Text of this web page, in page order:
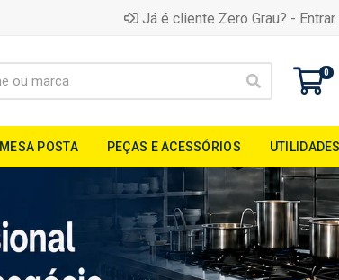
Já é cliente Zero Grau? - Entrar
0
MESA POSTA PEÇAS E ACESSÓRIOS UTILIDADES